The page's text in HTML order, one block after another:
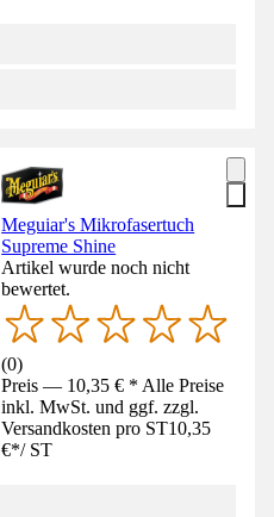
Meguiar's Mikrofasertuch
Supreme Shine
Artikel wurde noch nicht
bewertet.
(0)
Preis — 10,35 € * Alle Preise
inkl. MwSt. und ggf. zzgl.
Versandkosten pro ST10,35
€*/ ST